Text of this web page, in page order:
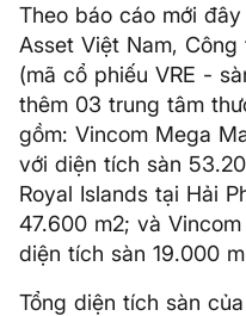
Theo báo cáo mới
Asset Việt Nam,
(mã cổ phiếu VRE -
thêm 03 trung tâm
gồm: Vincom Mega
với diện tích sàn
Royal Islands tại Hải
47.600 m2; và
diện tích sàn 19.000
Tổng diện tích sàn